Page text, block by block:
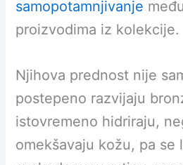
samopotamnjivanje
proizvodima iz kolekcije.
Njihova prednost nije
postepeno razvijaju
istovremeno hidriraju,
omekšavaju kožu, pa se